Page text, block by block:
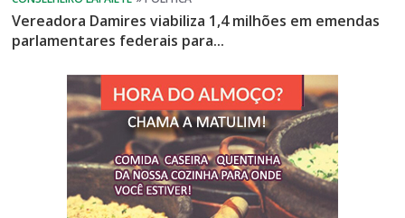
Vereadora Damires viabiliza 1,4 milhões em emendas
parlamentares federais para...